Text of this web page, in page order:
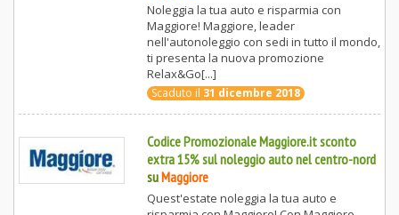
Noleggia la tua auto e risparmia con
Maggiore! Maggiore, leader
nell'autonoleggio con sedi in tutto il mondo,
ti presenta la nuova promozione
Relax&Go[...]
Scaduto il 31 dicembre 2018
Codice Promozionale Maggiore.it sconto
extra 15% sul noleggio auto nel centro-nord
suMaggiore
Quest'estate noleggia la tua auto e